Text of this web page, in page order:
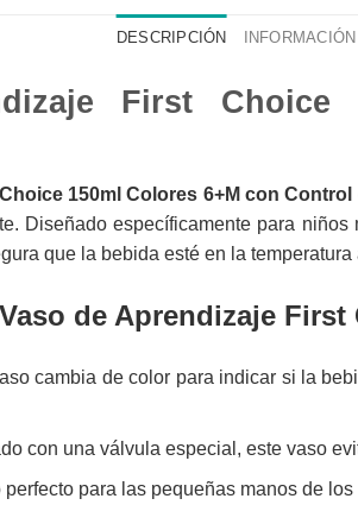
DESCRIPCIÓN
First
150ml Colores 6+M con Control
Diseñado específicamente para
que la bebida esté en la
de Aprendizaje First
cambia de color para indicar si la
con una válvula especial, este vaso
perfecto para las pequeñas manos de